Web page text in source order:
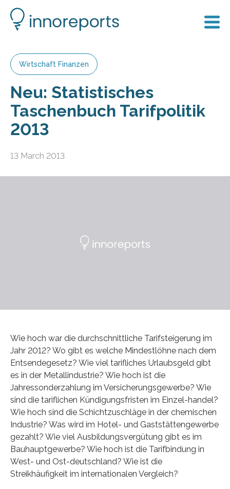
Wirtschaft Finanzen
Neu: Statistisches
Taschenbuch Tarifpolitik
2013
13 March 2013
Wie hoch war die durchschnittliche Tarifsteigerung im
Jahr 2012? Wo gibt es welche Mindestlöhne nach dem
Entsendegesetz? Wie viel tarifliches Urlaubsgeld gibt
es in der Metallindustrie? Wie hoch ist die
Jahressonderzahlung im Versicherungsgewerbe? Wie
sind die tariflichen Kündigungsfristen im Einzel-handel?
Wie hoch sind die Schichtzuschläge in der chemischen
Industrie? Was wird im Hotel- und Gaststättengewerbe
gezahlt? Wie viel Ausbildungsvergütung gibt es im
Bauhauptgewerbe? Wie hoch ist die Tarifbindung in
West- und Ost-deutschland? Wie ist die
Streikhäufigkeit im internationalen Vergleich?